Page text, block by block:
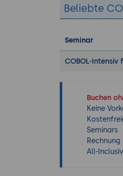
Beliebte
Seminar
COBOL-
Buchen
Keine
Seminars
All-